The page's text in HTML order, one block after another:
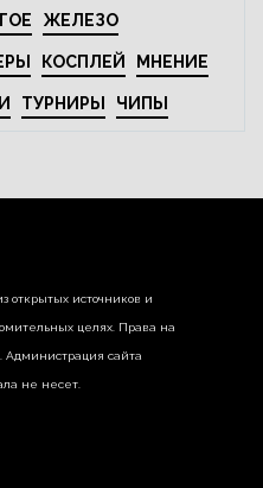
ЖЕЛЕЗО
КОСПЛЕЙ МНЕНИЕ
ТУРНИРЫ ЧИПЫ
открытых источников и
целях. Права на
Администрация сайта
не несет.